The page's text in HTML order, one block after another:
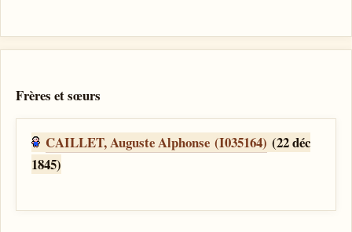
Frères et sœurs
CAILLET, Auguste Alphonse (I035164) (22 déc
1845)